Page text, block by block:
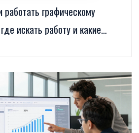
графическому
искать работу и какие